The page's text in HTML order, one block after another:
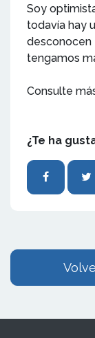
Soy
todavía hay
desconocen
tengamos
Consulte
¿Te ha